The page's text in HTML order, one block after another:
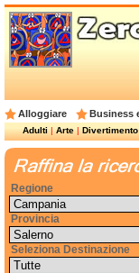
Alloggiare Business
Adulti|Arte|
Regione
Provincia
Seleziona Destinazione